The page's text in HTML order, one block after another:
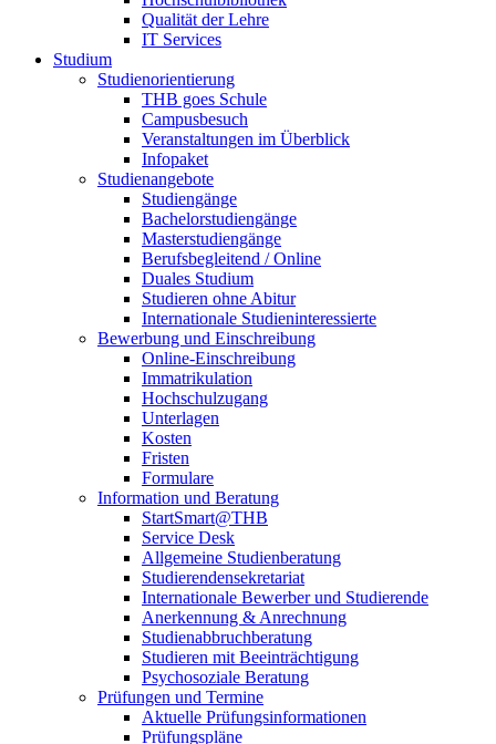
Qualität der Lehre
IT Services
Studium
Studienorientierung
THB goes Schule
Campusbesuch
Veranstaltungen im Überblick
Infopaket
Studienangebote
Studiengänge
Bachelorstudiengänge
Masterstudiengänge
Berufsbegleitend / Online
Duales Studium
Studieren ohne Abitur
Internationale Studieninteressierte
Bewerbung und Einschreibung
Online-Einschreibung
Immatrikulation
Hochschulzugang
Unterlagen
Kosten
Fristen
Formulare
Information und Beratung
StartSmart@THB
Service Desk
Allgemeine Studienberatung
Studierendensekretariat
Internationale Bewerber und Studierende
Anerkennung & Anrechnung
Studienabbruchberatung
Studieren mit Beeinträchtigung
Psychosoziale Beratung
Prüfungen und Termine
Aktuelle Prüfungsinformationen
Prüfungspläne